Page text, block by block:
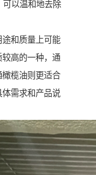
可以温和地去除
和质量上可能
高的一种，通
榄油则更适合
需求和产品说